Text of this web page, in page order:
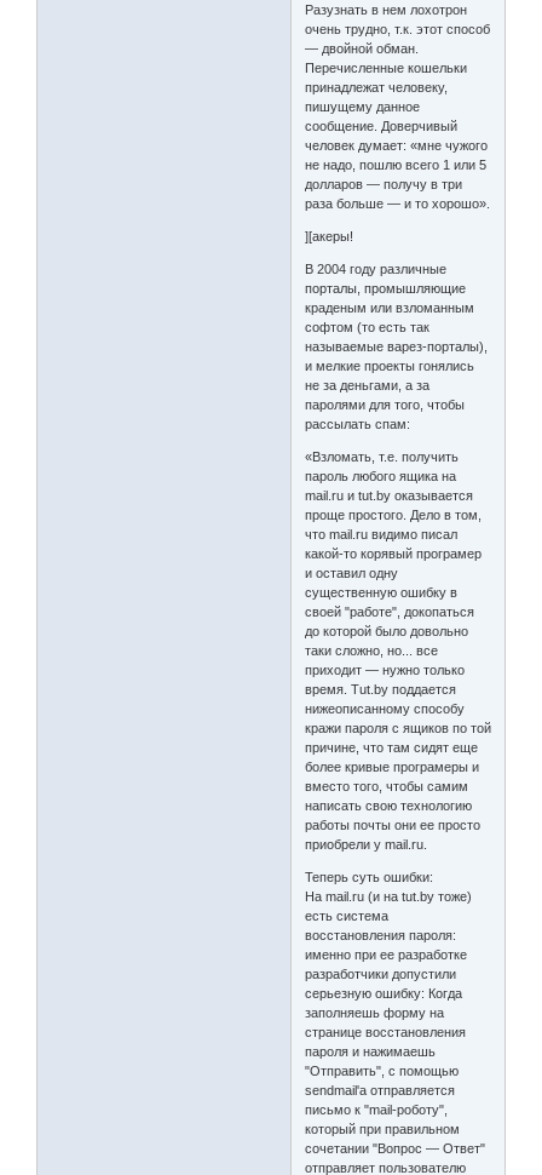
Разузнать в нем лохотрон
очень трудно, т.к. этот способ
— двойной обман.
Перечисленные кошельки
принадлежат человеку,
пишущему данное
сообщение. Доверчивый
человек думает: «мне чужого
не надо, пошлю всего 1 или 5
долларов — получу в три
раза больше — и то хорошо».
][акеры!
В 2004 году различные
порталы, промышляющие
краденым или взломанным
софтом (то есть так
называемые варез-порталы),
и мелкие проекты гонялись
не за деньгами, а за
паролями для того, чтобы
рассылать спам:
«Взломать, т.е. получить
пароль любого ящика на
mail.ru и tut.by оказывается
проще простого. Дело в том,
что mail.ru видимо писал
какой-то корявый програмер
и оставил одну
существенную ошибку в
своей "работе", докопаться
до которой было довольно
таки сложно, но... все
приходит — нужно только
время. Tut.by поддается
нижеописанному способу
кражи пароля с ящиков по той
причине, что там сидят еще
более кривые програмеры и
вместо того, чтобы самим
написать свою технологию
работы почты они ее просто
приобрели у mail.ru.
Теперь суть ошибки:
На mail.ru (и на tut.by тоже)
есть система
восстановления пароля:
именно при ее разработке
разработчики допустили
серьезную ошибку: Когда
заполняешь форму на
странице восстановления
пароля и нажимаешь
"Отправить", с помощью
sendmail'a отправляется
письмо к "mail-роботу",
который при правильном
сочетании "Вопрос — Ответ"
отправляет пользователю